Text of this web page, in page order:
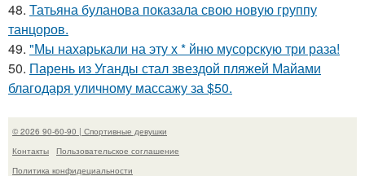
48. Татьяна буланова показала свою новую группу
танцоров.
49. "Мы нахарькали на эту х * йню мусорскую три раза!
50. Парень из Уганды стал звездой пляжей Майами
благодаря уличному массажу за $50.
© 2026 90-60-90 | Спортивные девушки
Контакты
Пользовательское соглашение
Политика конфидециальности